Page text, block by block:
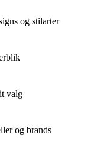
og stilarter
valg
og brands